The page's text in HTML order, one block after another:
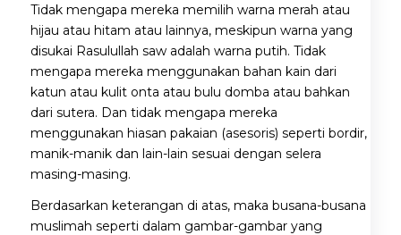
Tidak mengapa mereka memilih warna merah atau
hijau atau hitam atau lainnya, meskipun warna yang
disukai Rasulullah saw adalah warna putih. Tidak
mengapa mereka menggunakan bahan kain dari
katun atau kulit onta atau bulu domba atau bahkan
dari sutera. Dan tidak mengapa mereka
menggunakan hiasan pakaian (asesoris) seperti bordir,
manik-manik dan lain-lain sesuai dengan selera
masing-masing.
Berdasarkan keterangan di atas, maka busana-busana
muslimah seperti dalam gambar-gambar yang